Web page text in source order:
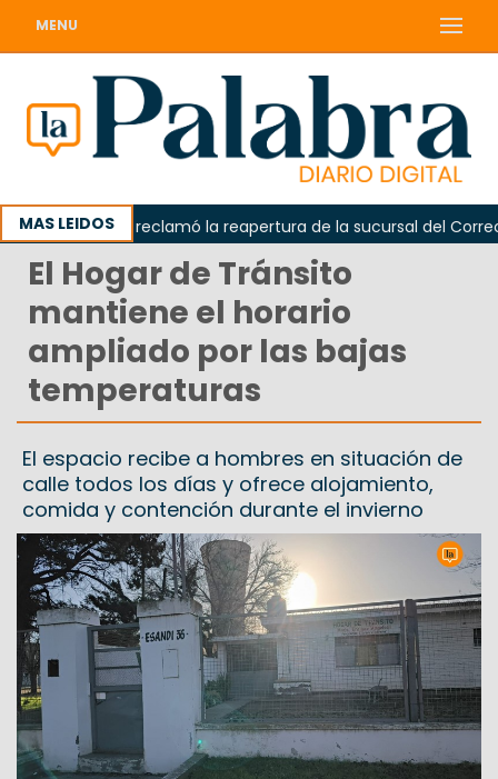
MENU
MAS LEIDOS
Odarda reclamó la reapertura de la sucursal del Correo
El Hogar de Tránsito
mantiene el horario
ampliado por las bajas
temperaturas
El espacio recibe a hombres en situación de
calle todos los días y ofrece alojamiento,
comida y contención durante el invierno